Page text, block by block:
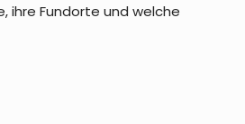
ihre Fundorte und welche